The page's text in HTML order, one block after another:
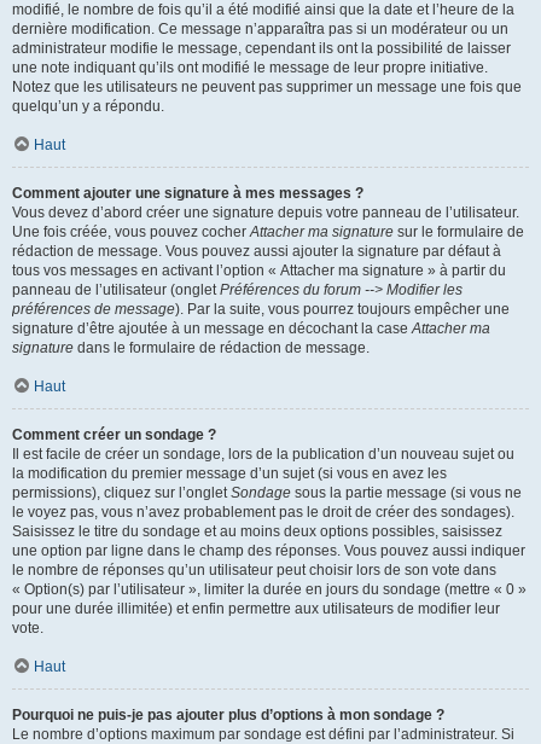
modifié, le nombre de fois qu’il a été modifié ainsi que la date et l’heure de la
dernière modification. Ce message n’apparaîtra pas si un modérateur ou un
administrateur modifie le message, cependant ils ont la possibilité de laisser
une note indiquant qu’ils ont modifié le message de leur propre initiative.
Notez que les utilisateurs ne peuvent pas supprimer un message une fois que
quelqu’un y a répondu.
Haut
Comment ajouter une signature à mes messages ?
Vous devez d’abord créer une signature depuis votre panneau de l’utilisateur.
Une fois créée, vous pouvez cocherAttacher ma signature sur le formulaire de
rédaction de message. Vous pouvez aussi ajouter la signature par défaut à
tous vos messages en activant l’option « Attacher ma signature » à partir du
panneau de l’utilisateur (ongletPréférences du forum --> Modifier les
préférences de message). Par la suite, vous pourrez toujours empêcher une
signature d’être ajoutée à un message en décochant la caseAttacher ma
signature dans le formulaire de rédaction de message.
Haut
Comment créer un sondage ?
Il est facile de créer un sondage, lors de la publication d’un nouveau sujet ou
la modification du premier message d’un sujet (si vous en avez les
permissions), cliquez sur l’ongletSondage sous la partie message (si vous ne
le voyez pas, vous n’avez probablement pas le droit de créer des sondages).
Saisissez le titre du sondage et au moins deux options possibles, saisissez
une option par ligne dans le champ des réponses. Vous pouvez aussi indiquer
le nombre de réponses qu’un utilisateur peut choisir lors de son vote dans
« Option(s) par l’utilisateur », limiter la durée en jours du sondage (mettre « 0 »
pour une durée illimitée) et enfin permettre aux utilisateurs de modifier leur
vote.
Haut
Pourquoi ne puis-je pas ajouter plus d’options à mon sondage ?
Le nombre d’options maximum par sondage est défini par l’administrateur. Si